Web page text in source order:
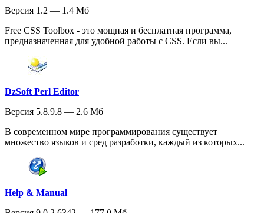
Версия 1.2 — 1.4 Мб
Free CSS Toolbox - это мощная и бесплатная программа,
предназначенная для удобной работы с CSS. Если вы...
DzSoft Perl Editor
Версия 5.8.9.8 — 2.6 Мб
В современном мире программирования существует
множество языков и сред разработки, каждый из которых...
Help & Manual